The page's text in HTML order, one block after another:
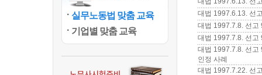
실무노동법 맞춤 교육
기업별 맞춤 교육
대법 1997.6.13. 선
대법 1997.7.8. 선고
대법 1997.7.8. 선고
대법 1997.7.8. 선고
인정 사례
대법 1997.7.22. 선